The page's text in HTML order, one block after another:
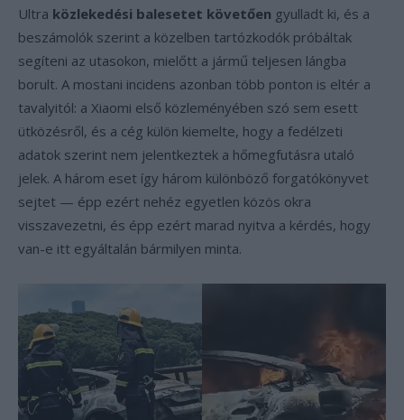
Ultra közlekedési balesetet követően gyulladt ki, és a
beszámolók szerint a közelben tartózkodók próbáltak
segíteni az utasokon, mielőtt a jármű teljesen lángba
borult. A mostani incidens azonban több ponton is eltér a
tavalyitól: a Xiaomi első közleményében szó sem esett
ütközésről, és a cég külön kiemelte, hogy a fedélzeti
adatok szerint nem jelentkeztek a hőmegfutásra utaló
jelek. A három eset így három különböző forgatókönyvet
sejtet — épp ezért nehéz egyetlen közös okra
visszavezetni, és épp ezért marad nyitva a kérdés, hogy
van-e itt egyáltalán bármilyen minta.